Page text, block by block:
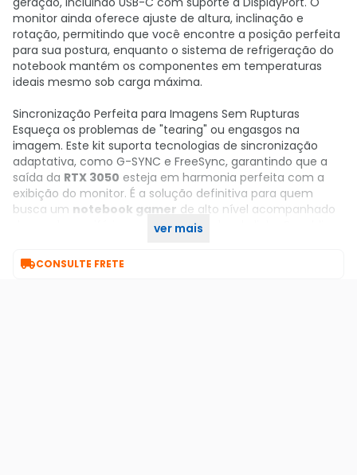
monitor ainda oferece ajuste de altura, inclinação e
rotação, permitindo que você encontre a posição perfeita
para sua postura, enquanto o sistema de refrigeração do
notebook mantém os componentes em temperaturas
ideais mesmo sob carga máxima.
Sincronização Perfeita para Imagens Sem Rupturas
Esqueça os problemas de "tearing" ou engasgos na
imagem. Este kit suporta tecnologias de sincronização
adaptativa, como G-SYNC e FreeSync, garantindo que a
saída da RTX 3050 esteja em harmonia perfeita com a
exibição do monitor. É a solução definitiva para quem
busca um notebook gamer de alto nível acompanhado
de um dos periféricos mais respeitados da linha Republic
ver mais
CONSULTE FRETE